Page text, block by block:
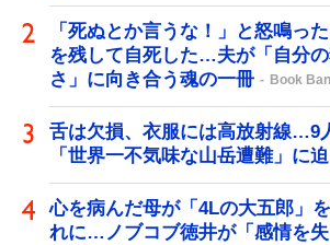
「死ぬとか言うな！」と怒鳴っ
を残して自死した…夫が「自分
さ」に向き合う魂の一冊
Book
舌は欠損、衣服には高放射線…9
「世界一不気味な山岳遭難」に
心を病んだ母が「4Lの大五郎」
れに…ノブコブ徳井が「感情を